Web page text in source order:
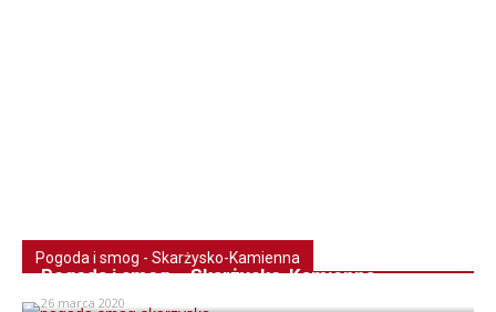
Pogoda i smog - Skarżysko-Kamienna
Pogoda i smog – Skarżysko-Kamienna
26 marca 2020